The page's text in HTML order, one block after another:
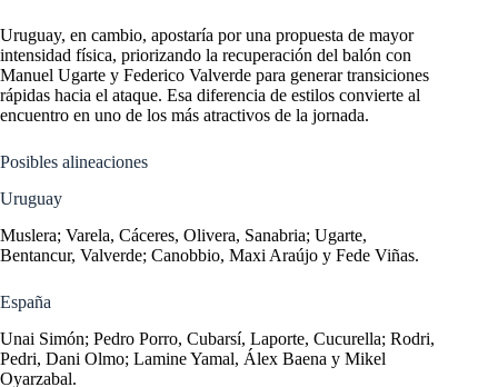
Uruguay, en cambio, apostaría por una propuesta de mayor
intensidad física, priorizando la recuperación del balón con
Manuel Ugarte y Federico Valverde para generar transiciones
rápidas hacia el ataque. Esa diferencia de estilos convierte al
encuentro en uno de los más atractivos de la jornada.
Posibles alineaciones
Uruguay
Muslera; Varela, Cáceres, Olivera, Sanabria; Ugarte,
Bentancur, Valverde; Canobbio, Maxi Araújo y Fede Viñas.
España
Unai Simón; Pedro Porro, Cubarsí, Laporte, Cucurella; Rodri,
Pedri, Dani Olmo; Lamine Yamal, Álex Baena y Mikel
Oyarzabal.